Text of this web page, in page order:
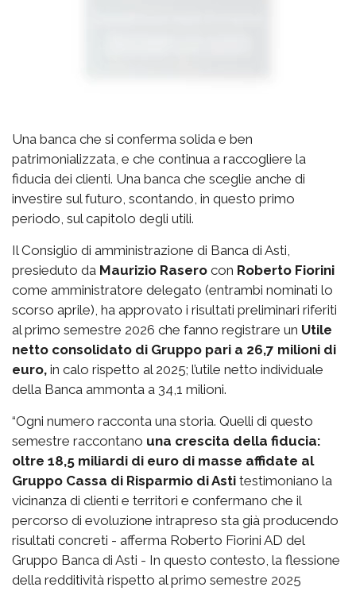
Una banca che si conferma solida e ben
patrimonializzata, e che continua a raccogliere la
fiducia dei clienti. Una banca che sceglie anche di
investire sul futuro, scontando, in questo primo
periodo, sul capitolo degli utili.
Il Consiglio di amministrazione di Banca di Asti,
presieduto da Maurizio Rasero con Roberto Fiorini
come amministratore delegato (entrambi nominati lo
scorso aprile), ha approvato i risultati preliminari riferiti
al primo semestre 2026 che fanno registrare un Utile
netto consolidato di Gruppo pari a 26,7 milioni di
euro, in calo rispetto al 2025; l’utile netto individuale
della Banca ammonta a 34,1 milioni.
“Ogni numero racconta una storia. Quelli di questo
semestre raccontano una crescita della fiducia:
oltre 18,5 miliardi di euro di masse affidate al
Gruppo Cassa di Risparmio di Asti testimoniano la
vicinanza di clienti e territori e confermano che il
percorso di evoluzione intrapreso sta già producendo
risultati concreti - afferma Roberto Fiorini AD del
Gruppo Banca di Asti - In questo contesto, la flessione
della redditività rispetto al primo semestre 2025